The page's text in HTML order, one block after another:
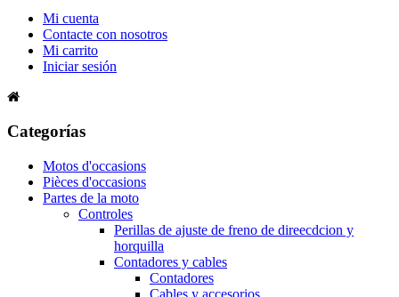
Mi cuenta
Contacte con nosotros
Mi carrito
Iniciar sesión
Categorías
Motos d'occasions
Pièces d'occasions
Partes de la moto
Controles
Perillas de ajuste de freno de direecdcion y
horquilla
Contadores y cables
Contadores
Cables y accesorios